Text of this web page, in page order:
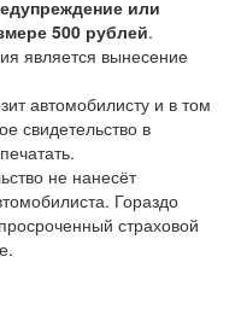
или
500 рублей.
является вынесение
автомобилисту и в том
свидетельство в
не нанесёт
Гораздо
страховой